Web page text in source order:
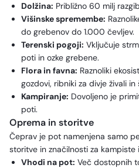
Dolžina: Približno 60 milj
Višinske spremembe:
do grebenov do 1.000 čevljev.
Terenski pogoji: Vključuje
poti in ozke grebene.
Flora in favna: Raznoliki
gozdovi, ribniki za divje živali
Kampiranje: Dovoljeno je
poti.
Oprema in storitve
Čeprav je pot namenjena samo
storitve in značilnosti za kampiste
Vhodi na pot: Več dostopnih